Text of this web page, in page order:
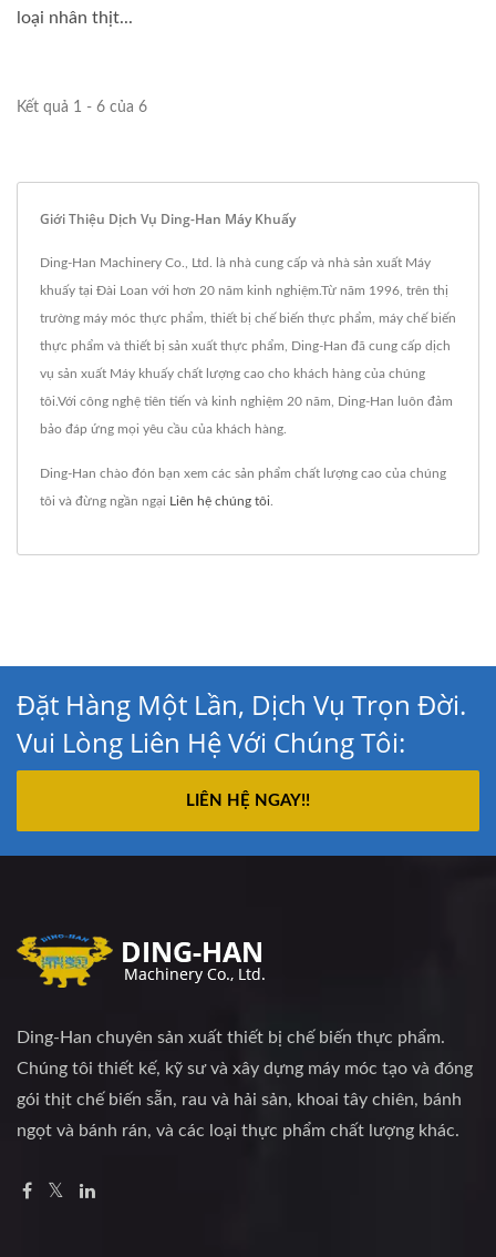
loại nhân thịt...
Kết quả 1 - 6 của 6
Giới Thiệu Dịch Vụ Ding-Han Máy Khuấy
Ding-Han Machinery Co., Ltd. là nhà cung cấp và nhà sản xuất Máy
khuấy tại Đài Loan với hơn 20 năm kinh nghiệm.Từ năm 1996, trên thị
trường máy móc thực phẩm, thiết bị chế biến thực phẩm, máy chế biến
thực phẩm và thiết bị sản xuất thực phẩm, Ding-Han đã cung cấp dịch
vụ sản xuất Máy khuấy chất lượng cao cho khách hàng của chúng
tôi.Với công nghệ tiên tiến và kinh nghiệm 20 năm, Ding-Han luôn đảm
bảo đáp ứng mọi yêu cầu của khách hàng.
Ding-Han chào đón bạn xem các sản phẩm chất lượng cao của chúng
tôi và đừng ngần ngại Liên hệ chúng tôi
Đặt Hàng Một Lần, Dịch Vụ Trọn Đời.
Vui Lòng Liên Hệ Với Chúng Tôi:
LIÊN HỆ NGAY!!
Ding-Han chuyên sản xuất thiết bị chế biến thực phẩm.
Chúng tôi thiết kế, kỹ sư và xây dựng máy móc tạo và đóng
gói thịt chế biến sẵn, rau và hải sản, khoai tây chiên, bánh
ngọt và bánh rán, và các loại thực phẩm chất lượng khác.